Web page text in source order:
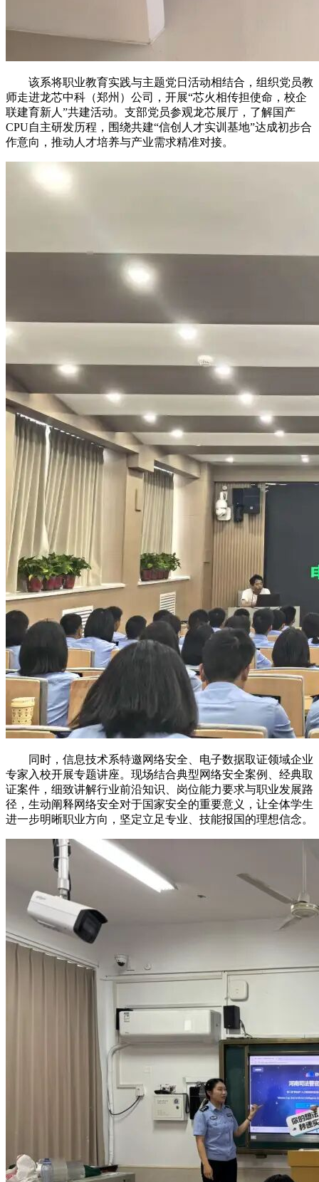
该系将职业教育实践与主题党日活动相结合，组织党员教
师走进龙芯中科（郑州）公司，开展“芯火相传担使命，校企
联建育新人”共建活动。支部党员参观龙芯展厅，了解国产
CPU自主研发历程，围绕共建“信创人才实训基地”达成初步合
作意向，推动人才培养与产业需求精准对接。
同时，信息技术系特邀网络安全、电子数据取证领域企业
专家入校开展专题讲座。现场结合典型网络安全案例、经典取
证案件，细致讲解行业前沿知识、岗位能力要求与职业发展路
径，生动阐释网络安全对于国家安全的重要意义，让全体学生
进一步明晰职业方向，坚定立足专业、技能报国的理想信念。